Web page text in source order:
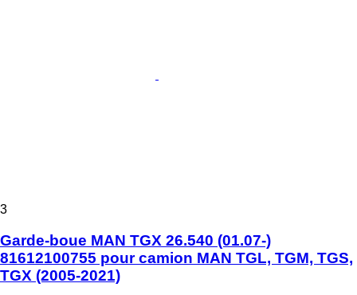
3
Garde-boue MAN TGX 26.540 (01.07-)
81612100755 pour camion MAN TGL, TGM, TGS,
TGX (2005-2021)